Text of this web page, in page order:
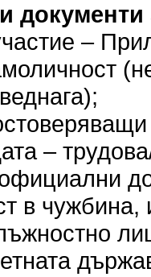
–
–
в чужбина,